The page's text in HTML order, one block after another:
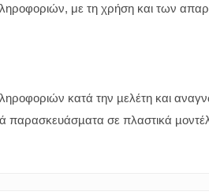
με τη χρήση και των
κατά την µελέτη και
σε πλαστικά